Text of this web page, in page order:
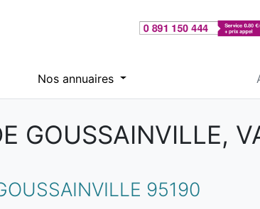
Nos annuaires
GOUSSAINVILLE,
95190